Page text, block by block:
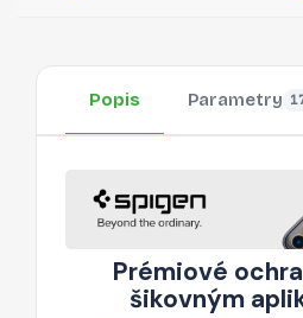
Popis Parametry
Prémiové
šikovným